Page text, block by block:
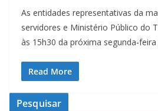
As entidades representativas da
servidores e Ministério Público do
às 15h30 da próxima segunda-
Read More
Pesquisar